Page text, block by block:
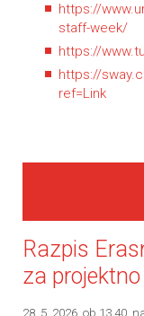
https://
staff-week/
https://
https://
ref=Link
Razpis
za
28. 5. 2026, ob 13.40 ,